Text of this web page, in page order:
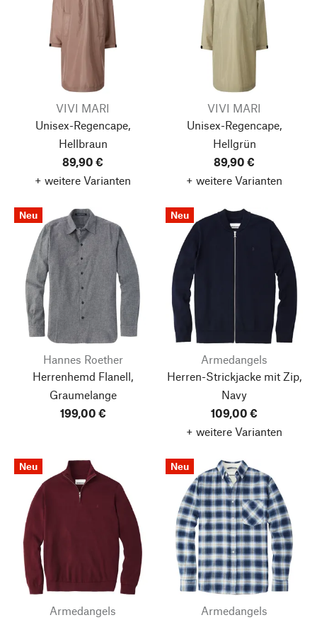
VIVI MARI
Unisex-Regencape,
Hellbraun
89,90 €
+ weitere Varianten
VIVI MARI
Unisex-Regencape,
Hellgrün
89,90 €
+ weitere Varianten
Neu
Hannes Roether
Herrenhemd Flanell,
Graumelange
199,00 €
Neu
Armedangels
Herren-Strickjacke mit Zip,
Navy
109,00 €
+ weitere Varianten
Neu
Armedangels
Neu
Armedangels